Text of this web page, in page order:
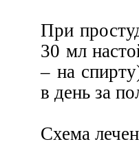
При
30 мл
– на
в день за
Схема